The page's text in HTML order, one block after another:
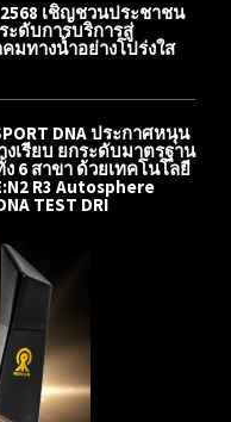
เชิญชวนประชาชน
ะดับการบริการสู่
มทางน้ำอย่างโปร่งใส
DNA ประกาศหนุน
งเรียบ ยกระดับมาตรฐาน
6 สาขา ด้วยเทคโนโลยี
R3 Autosphere
TEST DRI